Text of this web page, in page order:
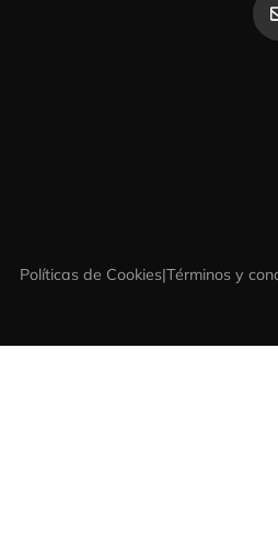
Políticas de Cookies|Términos y